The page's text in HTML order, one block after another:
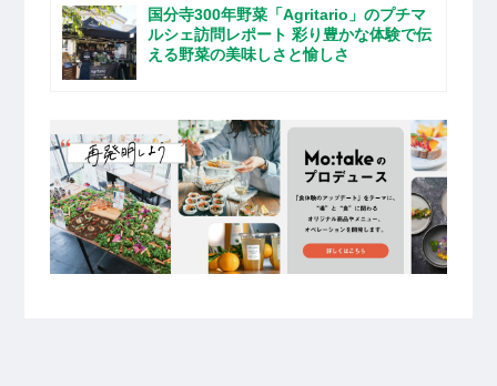
国分寺300年野菜「Agritario」のプチマ
ルシェ訪問レポート 彩り豊かな体験で伝
える野菜の美味しさと愉しさ